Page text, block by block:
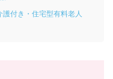
付き・住宅型有料老人